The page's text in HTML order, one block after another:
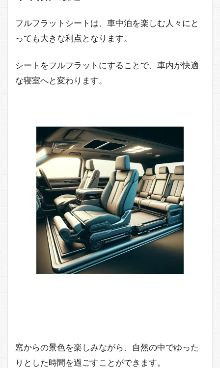
フルフラットシートは、車中泊を楽しむ人々にと
っても大きな利点となります。
シートをフルフラットにすることで、車内が快適
な寝室へと変わります。
窓からの景色を楽しみながら、自然の中でゆった
りとした時間を過ごすことができます。